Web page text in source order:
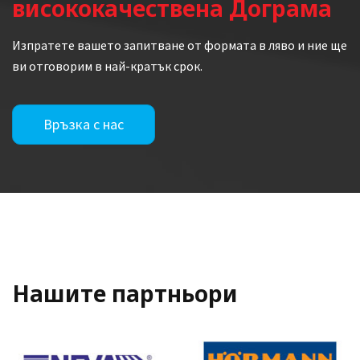
висококачествена Дограма
Изпратете вашето запитване от формата в ляво и ние ще
ви отговорим в най-кратък срок.
Връзка с нас
Нашите партньори